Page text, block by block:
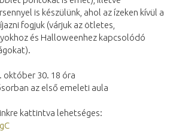
is készülünk, ahol az ízeken kívül a
fogjuk (várjuk az ötletes,
és Halloweenhez kapcsolódó
október 30. 18 óra
az első emeleti aula
kattintva lehetséges: